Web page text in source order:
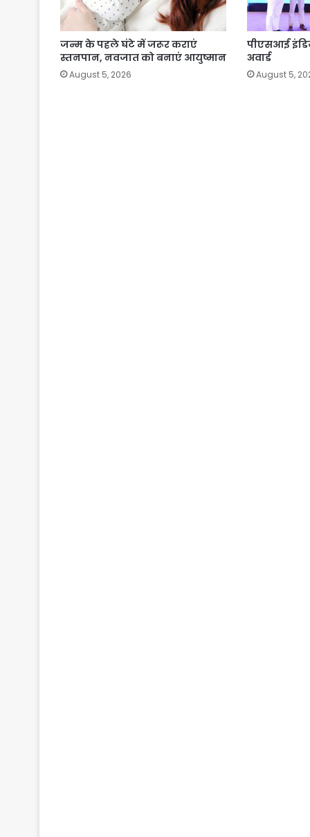
जन्म के पहले घंटे में जरूर कराएं
स्तनपान, नवजात को बनाएं आयुष्मान
August 5, 2026
पीएसआई
अवार्ड
August 5,